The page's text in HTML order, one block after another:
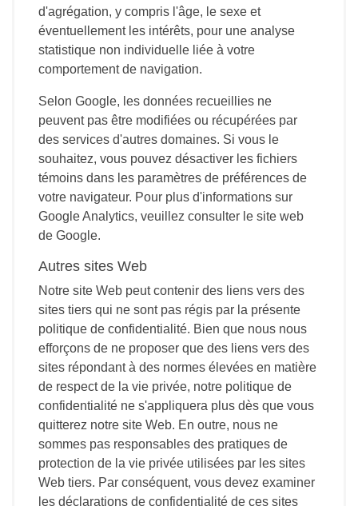
d'agrégation, y compris l'âge, le sexe et
éventuellement les intérêts, pour une analyse
statistique non individuelle liée à votre
comportement de navigation.
Selon Google, les données recueillies ne
peuvent pas être modifiées ou récupérées par
des services d'autres domaines. Si vous le
souhaitez, vous pouvez désactiver les fichiers
témoins dans les paramètres de préférences de
votre navigateur. Pour plus d'informations sur
Google Analytics, veuillez consulter le site web
de Google.
Autres sites Web
Notre site Web peut contenir des liens vers des
sites tiers qui ne sont pas régis par la présente
politique de confidentialité. Bien que nous nous
efforçons de ne proposer que des liens vers des
sites répondant à des normes élevées en matière
de respect de la vie privée, notre politique de
confidentialité ne s'appliquera plus dès que vous
quitterez notre site Web. En outre, nous ne
sommes pas responsables des pratiques de
protection de la vie privée utilisées par les sites
Web tiers. Par conséquent, vous devez examiner
les déclarations de confidentialité de ces sites